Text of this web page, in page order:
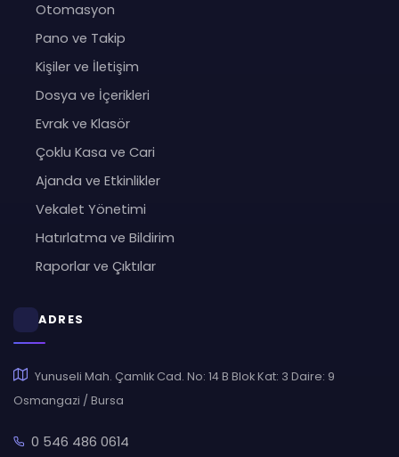
Otomasyon
Pano ve Takip
Kişiler ve İletişim
Dosya ve İçerikleri
Evrak ve Klasör
Çoklu Kasa ve Cari
Ajanda ve Etkinlikler
Vekalet Yönetimi
Hatırlatma ve Bildirim
Raporlar ve Çıktılar
ADRES
Yunuseli Mah. Çamlık Cad. No: 14 B Blok Kat: 3 Daire: 9
Osmangazi / Bursa
0 546 486 0614